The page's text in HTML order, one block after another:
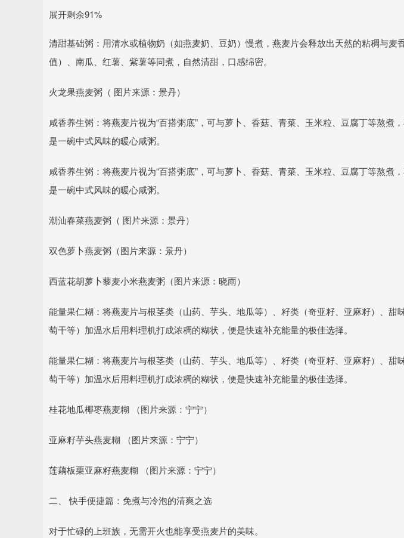
展开剩余91%
清甜基础粥：用清水或植物奶（如燕麦奶、豆奶）慢煮，燕麦片会释放出天然的粘稠与麦
值）、南瓜、红薯、紫薯等同煮，自然清甜，口感绵密。
火龙果燕麦粥（ 图片来源：景丹）
咸香养生粥：将燕麦片视为“百搭粥底”，可与萝卜、香菇、青菜、玉米粒、豆腐丁等熬煮
是一碗中式风味的暖心咸粥。
咸香养生粥：将燕麦片视为“百搭粥底”，可与萝卜、香菇、青菜、玉米粒、豆腐丁等熬煮
是一碗中式风味的暖心咸粥。
潮汕春菜燕麦粥（ 图片来源：景丹）
双色萝卜燕麦粥（图片来源：景丹）
西蓝花胡萝卜藜麦小米燕麦粥（图片来源：晓雨）
能量果仁糊：将燕麦片与根茎类（山药、芋头、地瓜等）、籽类（奇亚籽、亚麻籽）、甜
萄干等）加温水后用料理机打成浓稠的糊状，便是快速补充能量的极佳选择。
能量果仁糊：将燕麦片与根茎类（山药、芋头、地瓜等）、籽类（奇亚籽、亚麻籽）、甜
萄干等）加温水后用料理机打成浓稠的糊状，便是快速补充能量的极佳选择。
桂花地瓜椰枣燕麦糊 （图片来源：宁宁）
亚麻籽芋头燕麦糊 （图片来源：宁宁）
莲藕板栗亚麻籽燕麦糊 （图片来源：宁宁）
二、 快手便捷篇：免煮与冷泡的清爽之选
对于忙碌的上班族，无需开火也能享受燕麦片的美味。